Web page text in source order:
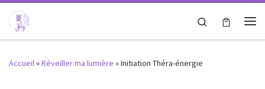
Passer au contenu
Search
Accueil»Réveiller ma lumière »Initiation Théra-énergie